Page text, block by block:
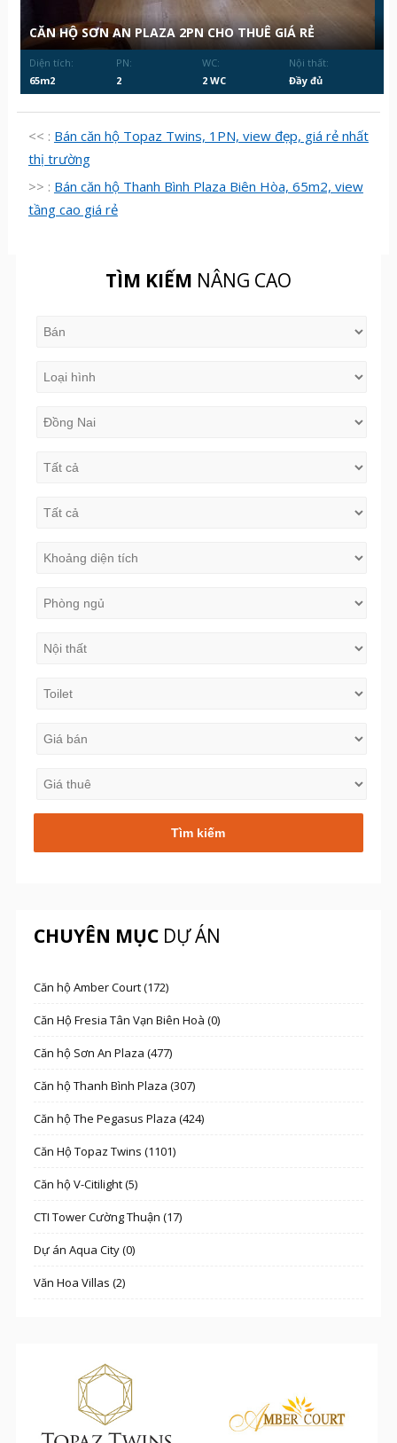
CĂN HỘ SƠN AN PLAZA 2PN CHO THUÊ GIÁ RẺ
Diện tích:
65m2
PN:
2
WC:
2 WC
Nội thất:
Đầy đủ
<< : Bán căn hộ Topaz Twins, 1PN, view đẹp, giá rẻ nhất
thị trường
>> : Bán căn hộ Thanh Bình Plaza Biên Hòa, 65m2, view
tầng cao giá rẻ
TÌM KIẾM NÂNG CAO
CHUYÊN MỤCDỰ ÁN
Căn hộ Amber Court (172)
Căn Hộ Fresia Tân Vạn Biên Hoà (0)
Căn hộ Sơn An Plaza (477)
Căn hộ Thanh Bình Plaza (307)
Căn hộ The Pegasus Plaza (424)
Căn Hộ Topaz Twins (1101)
Căn hộ V-Citilight (5)
CTI Tower Cường Thuận (17)
Dự án Aqua City (0)
Văn Hoa Villas (2)